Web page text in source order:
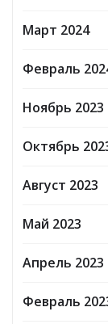
Март 2024
Февраль
Ноябрь 2023
Октябрь
Август 2023
Май 2023
Апрель 2023
Февраль